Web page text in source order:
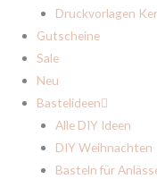
Druckvorlagen
Gutscheine
Sale
Neu
Bastelideen
Alle DIY Ideen
DIY Weihnachten
Basteln für